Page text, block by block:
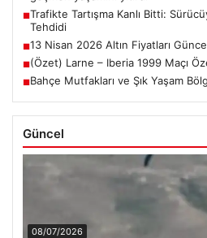
■Trafikte Tartışma Kanlı Bitti:
Tehdidi
■13 Nisan 2026 Altın Fiyatları
■(Özet) Larne – Iberia 1999 Maçı
■Bahçe Mutfakları ve Şık Yaşam
Güncel
08/07/2026